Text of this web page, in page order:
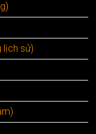
lịch sử)